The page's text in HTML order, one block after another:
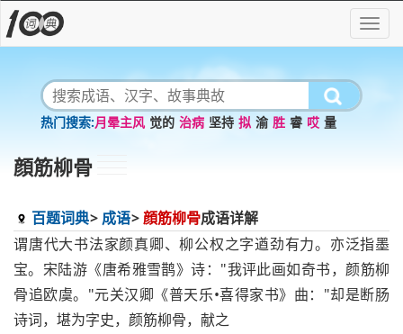
月晕主风 觉的 治病 坚持 拟 渝 胜 睿 哎 量
顔筋柳骨
百题词典 成语 顔筋柳骨成语详解
谓唐代大书法家颜真卿、柳公权之字遒劲有力。亦泛指墨
宝。宋陆游《唐希雅雪鹊》诗："我评此画如奇书，颜筋柳
骨追欧虞。"元关汉卿《普天乐•喜得家书》曲："却是断肠
诗词，堪为字史，颜筋柳骨，献之